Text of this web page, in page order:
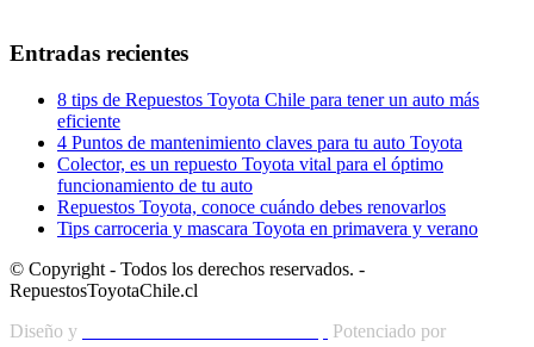
Entradas recientes
8 tips de Repuestos Toyota Chile para tener un auto más
eficiente
4 Puntos de mantenimiento claves para tu auto Toyota
Colector, es un repuesto Toyota vital para el óptimo
funcionamiento de tu auto
Repuestos Toyota, conoce cuándo debes renovarlos
Tips carroceria y mascara Toyota en primavera y verano
© Copyright - Todos los derechos reservados. -
RepuestosToyotaChile.cl
Diseño y
Potenciado por